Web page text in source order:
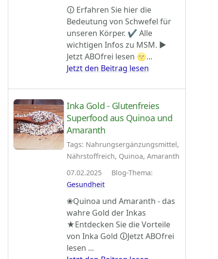
🛈 Erfahren Sie hier die
Bedeutung von Schwefel für
unseren Körper. ✔ Alle
wichtigen Infos zu MSM. ►
Jetzt ABOfrei lesen 🌝...
Jetzt den Beitrag lesen
Inka Gold - Glutenfreies
Superfood aus Quinoa und
Amaranth
Tags: Nahrungsergänzungsmittel,
Nährstoffreich, Quinoa, Amaranth
07.02.2025 Blog-Thema:
Gesundheit
❀Quinoa und Amaranth - das
wahre Gold der Inkas
★Entdecken Sie die Vorteile
von Inka Gold 🛈Jetzt ABOfrei
lesen ...